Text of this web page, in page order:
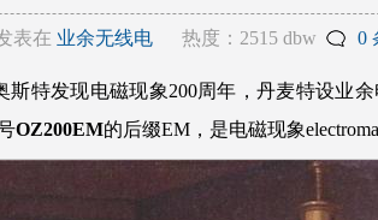
表在 业余无线电 热度：2515 dbw 0
特发现电磁现象200周年，丹麦特设业余
OZ200EM的后缀EM，是电磁现象